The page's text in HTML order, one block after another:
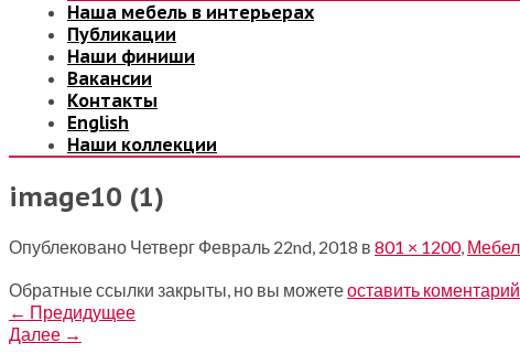
Наша мебель в интерьерах
Публикации
Наши финиши
Вакансии
Контакты
English
Наши коллекции
image10 (1)
Опублековано Четверг Февраль 22nd, 2018 в 801 × 1200,
Обратные ссылки закрыты, но вы можетеоставить коментарий
← Предидущее
Далее →